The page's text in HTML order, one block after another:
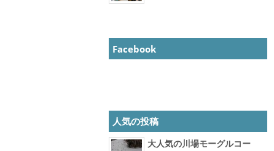
Facebook
人気の投稿
大人気の川場モーグルコー